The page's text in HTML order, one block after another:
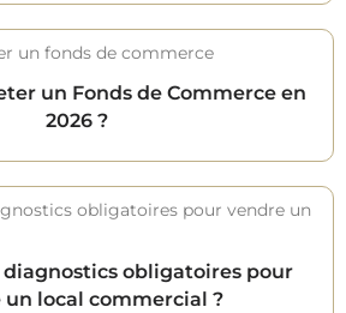
un Fonds de Commerce en
2026 ?
diagnostics obligatoires pour
un local commercial ?